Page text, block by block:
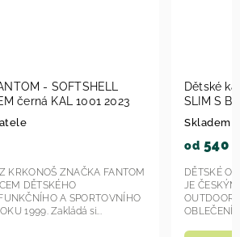
- SOFTSHELL
černá KAL 1001 2023
KRKONOŠ ZNAČKA FANTOM
DĚTSKÉHO
A SPORTOVNÍHO
1999. Zakládá si...
Dětské
SLIM S
Skladem
od 540
DĚTSKÉ
JE
OBLEČENÍ